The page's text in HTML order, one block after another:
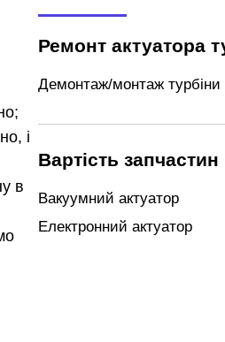
і
в
Ремонт актуатора
Демонтаж/монтаж турбіни
Вартість запчастин
Вакуумний актуатор
Електронний актуатор